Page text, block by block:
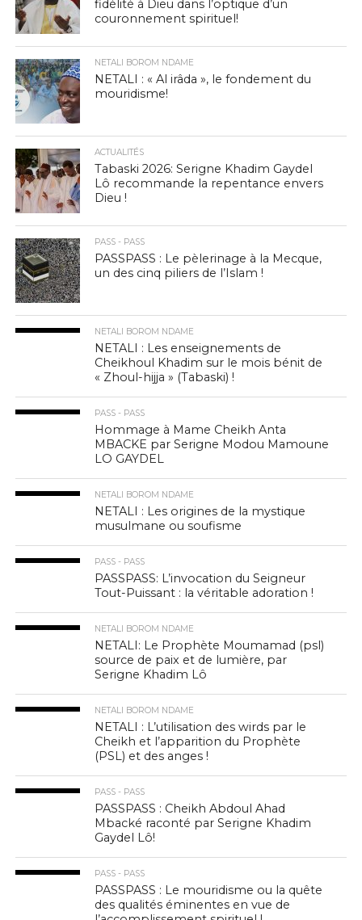
fidélité à Dieu dans l’optique d’un
couronnement spirituel!
NETALI BOROM NDAME
NETALI : « Al irâda », le fondement du
mouridisme!
ACTUALITÉS
Tabaski 2026: Serigne Khadim Gaydel
Lô recommande la repentance envers
Dieu !
PASS - PASS
PASSPASS : Le pèlerinage à la Mecque,
un des cinq piliers de l’Islam !
NETALI BOROM NDAME
NETALI : Les enseignements de
Cheikhoul Khadim sur le mois bénit de
« Zhoul-hijja » (Tabaski) !
PASS - PASS
Hommage à Mame Cheikh Anta
MBACKE par Serigne Modou Mamoune
LO GAYDEL
NETALI BOROM NDAME
NETALI : Les origines de la mystique
musulmane ou soufisme
PASS - PASS
PASSPASS: L’invocation du Seigneur
Tout-Puissant : la véritable adoration !
NETALI BOROM NDAME
NETALI: Le Prophète Moumamad (psl)
source de paix et de lumière, par
Serigne Khadim Lô
NETALI BOROM NDAME
NETALI : L’utilisation des wirds par le
Cheikh et l’apparition du Prophète
(PSL) et des anges !
PASS - PASS
PASSPASS : Cheikh Abdoul Ahad
Mbacké raconté par Serigne Khadim
Gaydel Lô!
PASS - PASS
PASSPASS : Le mouridisme ou la quête
des qualités éminentes en vue de